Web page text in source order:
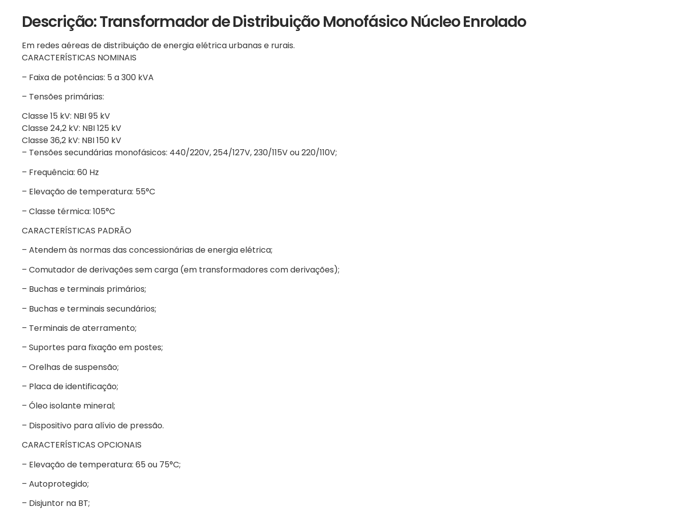
Descrição: Transformador de Distribuição Monofásico Núcleo Enrolado
Em redes aéreas de distribuição de energia elétrica urbanas e rurais.
CARACTERÍSTICAS NOMINAIS
– Faixa de potências: 5 a 300 kVA
– Tensões primárias:
Classe 15 kV: NBI 95 kV
Classe 24,2 kV: NBI 125 kV
Classe 36,2 kV: NBI 150 kV
– Tensões secundárias monofásicos: 440/220V, 254/127V, 230/115V ou 220/110V;
– Frequência: 60 Hz
– Elevação de temperatura: 55°C
– Classe térmica: 105°C
CARACTERÍSTICAS PADRÃO
– Atendem às normas das concessionárias de energia elétrica;
– Comutador de derivações sem carga (em transformadores com derivações);
– Buchas e terminais primários;
– Buchas e terminais secundários;
– Terminais de aterramento;
– Suportes para fixação em postes;
– Orelhas de suspensão;
– Placa de identificação;
– Óleo isolante mineral;
– Dispositivo para alívio de pressão.
CARACTERÍSTICAS OPCIONAIS
– Elevação de temperatura: 65 ou 75°C;
– Autoprotegido;
– Disjuntor na BT;